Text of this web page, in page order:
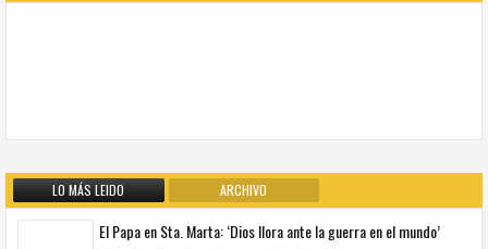
LO MÁS LEIDO ARCHIVO
El Papa en Sta. Marta: ‘Dios llora ante la guerra en el mundo’